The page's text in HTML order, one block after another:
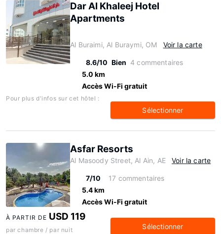
Dar Al Khaleej Hotel
Apartments
Al Buraimi, Al Buraymi, OM Voir la carte
8.6/10 Bien 4 commentaires
5.0 km
Accès Wi-Fi gratuit
Pour plus d'infos sur cet hôtel :
Sélectionner
Asfar Resorts
Al Masoody Street, Al Ain, AE Voir la carte
7/10
17 commentaires
5.4 km
Accès Wi-Fi gratuit
À PARTIR DE USD 119
par chambre / par nuit Sélectionner